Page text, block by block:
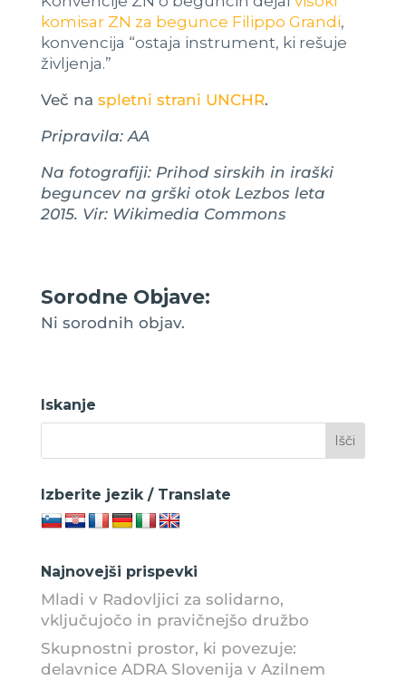
komisar ZN za begunce Filippo Grandi,
konvencija “ostaja instrument, ki rešuje
življenja.”
Več na spletni strani UNCHR.
Pripravila: AA
Na fotografiji: Prihod sirskih in iraški
beguncev na grški otok Lezbos leta
2015. Vir: Wikimedia Commons
Sorodne Objave:
Ni sorodnih objav.
Iskanje
Izberite jezik / Translate
Najnovejši prispevki
Mladi v Radovljici za solidarno,
vključujočo in pravičnejšo družbo
Skupnostni prostor, ki povezuje:
delavnice ADRA Slovenija v Azilnem